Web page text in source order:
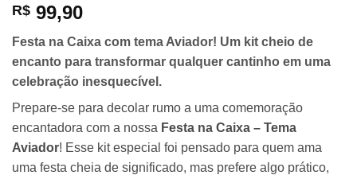
R$ 99,90
Festa na Caixa com tema Aviador! Um kit cheio de
encanto para transformar qualquer cantinho em uma
celebração inesquecível.
Prepare-se para decolar rumo a uma comemoração
encantadora com a nossa Festa na Caixa – Tema
Aviador! Esse kit especial foi pensado para quem ama
uma festa cheia de significado, mas prefere algo prático,